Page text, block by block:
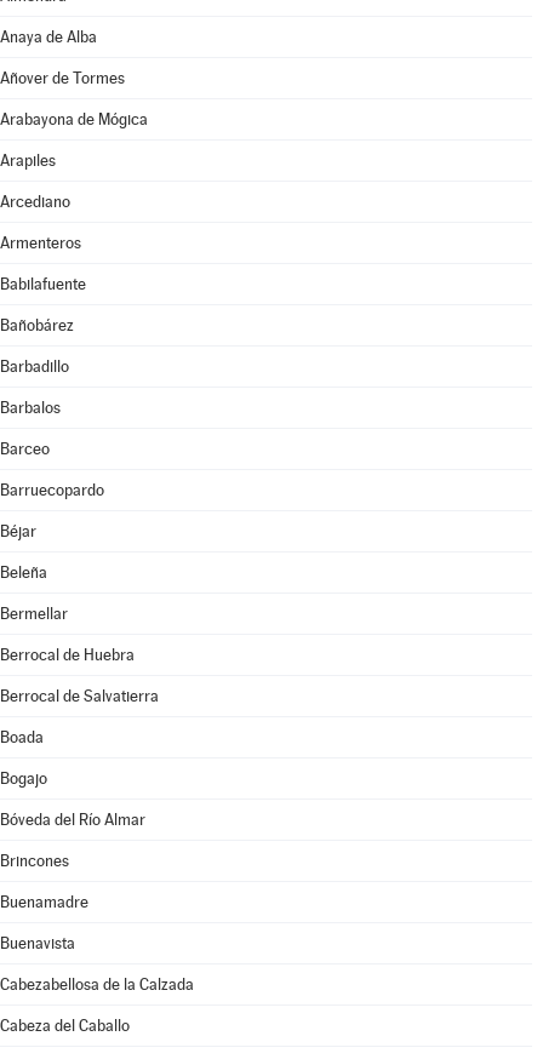
Anaya de Alba
Añover de Tormes
Arabayona de Mógica
Arapiles
Arcediano
Armenteros
Babilafuente
Bañobárez
Barbadillo
Barbalos
Barceo
Barruecopardo
Béjar
Beleña
Bermellar
Berrocal de Huebra
Berrocal de Salvatierra
Boada
Bogajo
Bóveda del Río Almar
Brincones
Buenamadre
Buenavista
Cabezabellosa de la Calzada
Cabeza del Caballo